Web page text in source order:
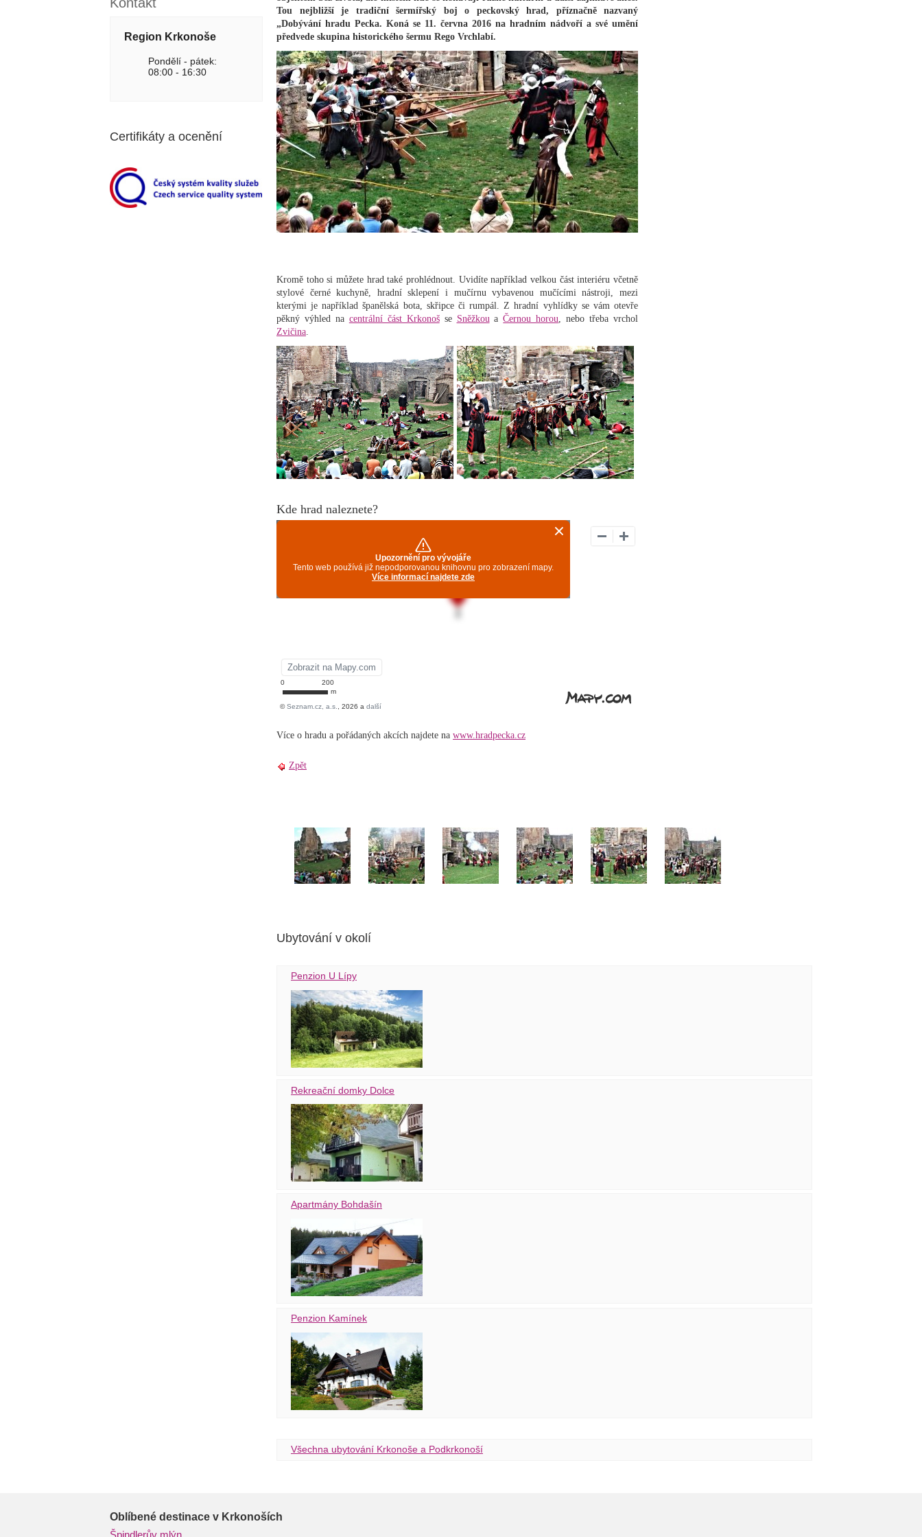
Tou nejbližší je tradiční šermířský boj o peckovský hrad, příznačně nazvaný
„Dobývání hradu Pecka. Koná se 11. června 2016 na hradním nádvoří a své umění
předvede skupina historického šermu Rego Vrchlabí.
Kromě toho si můžete hrad také prohlédnout. Uvidíte například velkou část interiéru včetně
stylové černé kuchyně, hradní sklepení i mučírnu vybavenou mučícími nástroji, mezi
kterými je například španělská bota, skřipce či rumpál. Z hradní vyhlídky se vám otevře
pěkný výhled na centrální část Krkonošse SněžkouaČernou horou, nebo třeba vrchol
Zvičina.
Kde hrad naleznete?
Více o hradu a pořádaných akcích najdete na www.hradpecka.cz
Zpět
Ubytování v okolí
Penzion U Lípy
Rekreační domky Dolce
Apartmány Bohdašín
Penzion Kamínek
Všechna ubytování Krkonoše a Podkrkonoší
Kontakt
Region Krkonoše
Pondělí - pátek:
08:00 - 16:30
Certifikáty a ocenění
Oblíbené destinace v Krkonoších